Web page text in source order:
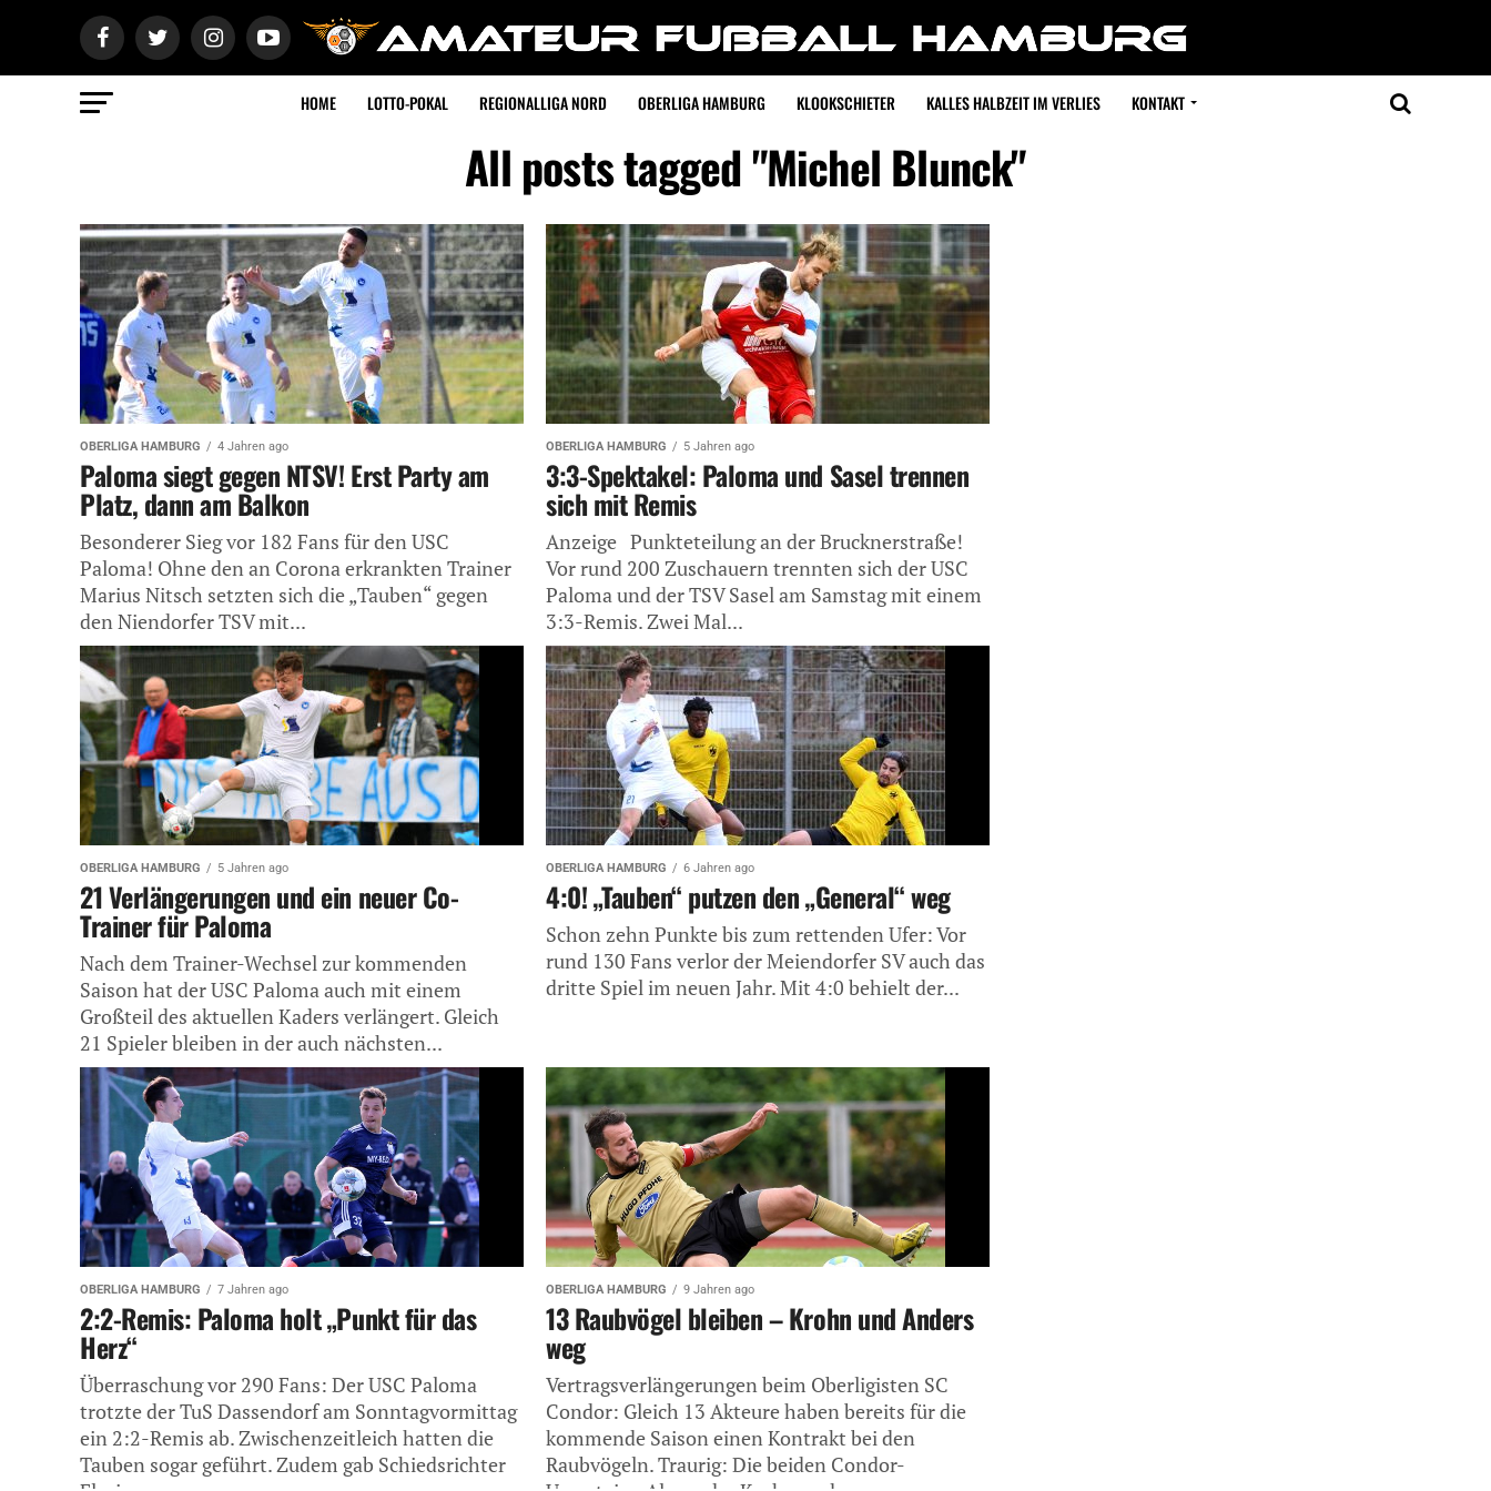
HOME LOTTO-POKAL REGIONALLIGA NORD OBERLIGA HAMBURG KLOOKSCHIETER KALLES HALBZEIT IM VERLIES KONTAKT
All posts tagged "Michel Blunck"
OBERLIGA HAMBURG 4 Jahren ago
Paloma siegt gegen NTSV! Erst Party am
Platz, dann am Balkon
Besonderer Sieg vor 182 Fans für den USC
Paloma! Ohne den an Corona erkrankten Trainer
Marius Nitsch setzten sich die „Tauben“ gegen
den Niendorfer TSV mit...
OBERLIGA HAMBURG 5 Jahren ago
3:3-Spektakel: Paloma und Sasel trennen
sich mit Remis
Anzeige Punkteteilung an der Brucknerstraße!
Vor rund 200 Zuschauern trennten sich der USC
Paloma und der TSV Sasel am Samstag mit einem
3:3-Remis. Zwei Mal...
OBERLIGA HAMBURG 5 Jahren ago
21 Verlängerungen und ein neuer Co-
Trainer für Paloma
Nach dem Trainer-Wechsel zur kommenden
Saison hat der USC Paloma auch mit einem
Großteil des aktuellen Kaders verlängert. Gleich
21 Spieler bleiben in der auch nächsten...
OBERLIGA HAMBURG 6 Jahren ago
4:0! „Tauben“ putzen den „General“ weg
Schon zehn Punkte bis zum rettenden Ufer: Vor
rund 130 Fans verlor der Meiendorfer SV auch das
dritte Spiel im neuen Jahr. Mit 4:0 behielt der...
OBERLIGA HAMBURG 7 Jahren ago
2:2-Remis: Paloma holt „Punkt für das
Herz“
Überraschung vor 290 Fans: Der USC Paloma
trotzte der TuS Dassendorf am Sonntagvormittag
ein 2:2-Remis ab. Zwischenzeitleich hatten die
Tauben sogar geführt. Zudem gab Schiedsrichter
OBERLIGA HAMBURG 9 Jahren ago
13 Raubvögel bleiben – Krohn und Anders
weg
Vertragsverlängerungen beim Oberligisten SC
Condor: Gleich 13 Akteure haben bereits für die
kommende Saison einen Kontrakt bei den
Raubvögeln. Traurig: Die beiden Condor-